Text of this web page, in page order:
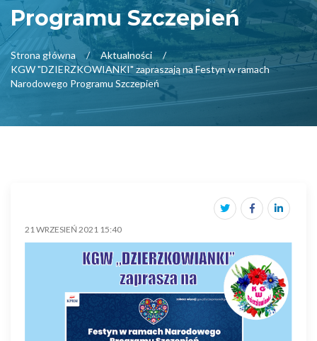
Programu Szczepień
Strona główna
Aktualności
KGW "DZIERZKOWIANKI" zapraszają na Festyn w ramach
Narodowego Programu Szczepień
21 WRZESIEŃ 2021 15:40